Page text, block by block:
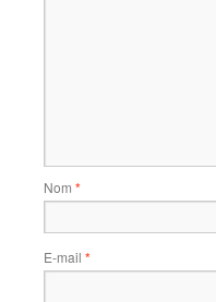
Nom *
E-mail *